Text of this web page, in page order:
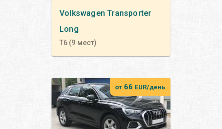
Volkswagen Transporter
Long
T6 (9 мест)
от 66 EUR/день